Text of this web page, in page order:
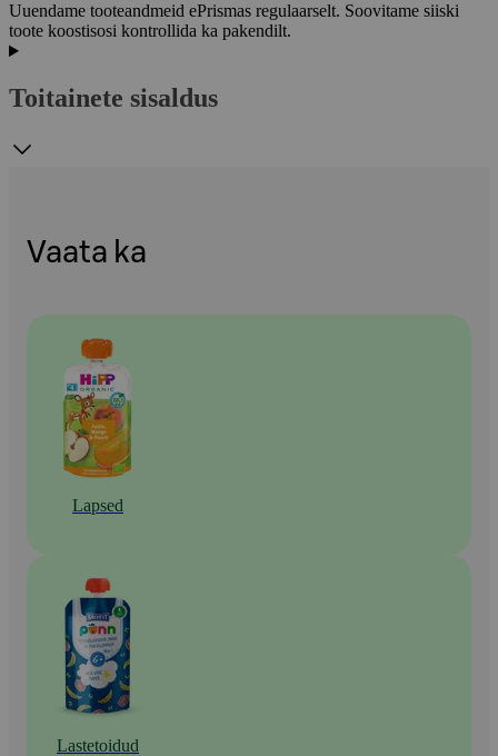
Uuendame tooteandmeid ePrismas regulaarselt. Soovitame siiski
toote koostisosi kontrollida ka pakendilt.
Toitainete sisaldus
Vaata ka
Lapsed
Lastetoidud